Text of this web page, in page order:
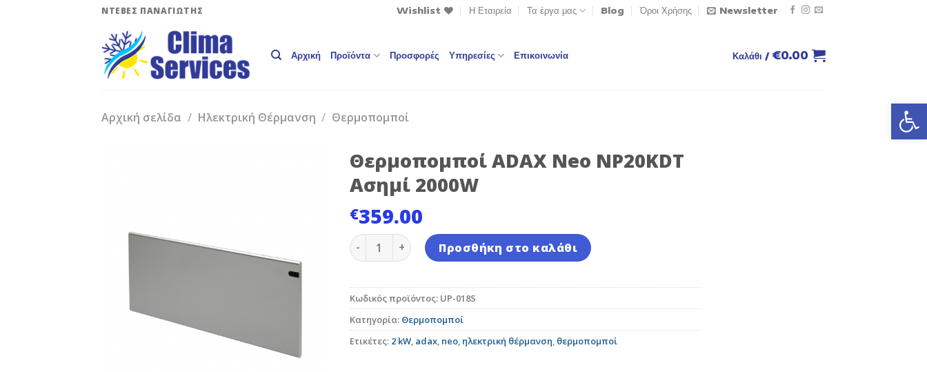
ΝΤΕΒΕΣ ΠΑΝΑΓΙΩΤΗΣ Wishlist Η Εταιρεία Τα έργα μας Blog Όροι Χρήσης Newsletter
Αρχική Προϊόντα Προσφορές Υπηρεσίες Επικοινωνία Καλάθι / €0.00
Αρχική σελίδα / Ηλεκτρική Θέρμανση / Θερμοπομποί
Θερμοπομποί ADAX Neo NP20KDT
Ασημί 2000W
€359.00
Θερμοπομποί ADAX Neo NP20KDT Ασημί 2000W ποσότητα
Προσθήκη στο καλάθι
Κωδικός προϊόντος: UP-018S
Κατηγορία: Θερμοπομποί
Ετικέτες: 2 kW adax neo ηλεκτρική θέρμανση θερμοπομποί